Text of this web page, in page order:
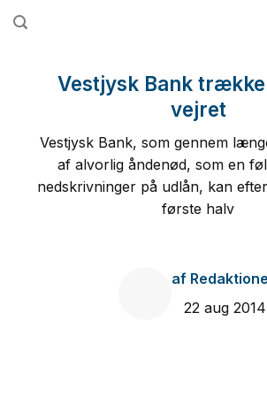
Fortsæt
Vestjysk Bank
vejret
Vestjysk Bank, som gennem
af alvorlig åndenød, som en
nedskrivninger på udlån, kan
første halv
af
22 aug 2014